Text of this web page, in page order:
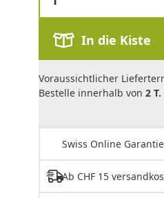
In die Kiste
Voraussichtlicher
Bestelle innerhalb von 2
Swiss Online Garantie
Ab CHF 15